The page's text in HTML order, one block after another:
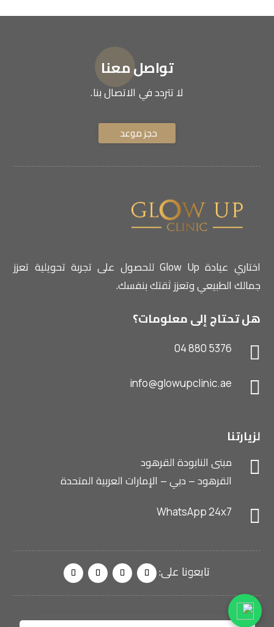
تواصل معنا
لا تتردد في الاتصال بنا.
حجز موعد
اختاري عيادة Glow Up للحصول على تجربة تحويلية تعزز
جمالك الطبيعي وتعزز ثقتك بنفسك.
هل تحتاج إلى معلومات؟

04 880 5376

info@glowupclinic.ae
لزيارتنا

مبنى النابودة القرهود
القرهود – دبي – الإمارات العربية المتحدة

WhatsApp 24x7